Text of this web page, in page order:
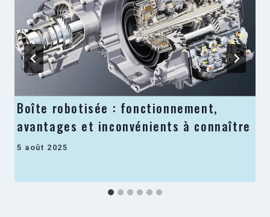
Boîte robotisée : fonctionnement,
avantages et inconvénients à connaître
5 août 2025